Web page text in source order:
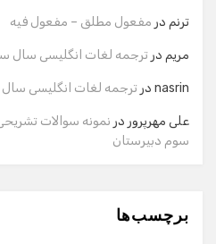
ترنم در مفعول مطلق – مفعول فیه
مریم در ترجمه لغات انگلیسی سال
nasrin در ترجمه لغات انگلیسی
علی مهرپرور در نمونه سوالات
سوم دبیرستان
برچسب‌ها
ایمیل